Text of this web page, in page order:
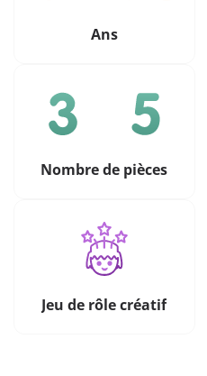
Ans
Nombre de pièces
Jeu de rôle créatif